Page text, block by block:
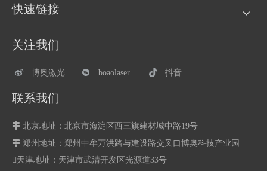
快速链接
关注我们
博奥激光 boaolaser 抖音
联系我们
 北京地址：北京市海淀区西三旗建材城中路19号
 郑州地址： 郑州中牟万洪路与建设路交叉口博奥科技产业园
天津地址：天津市武清开发区光源道33号